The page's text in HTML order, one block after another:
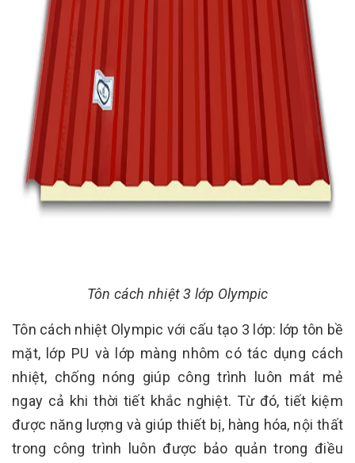
Tôn cách nhiệt 3 lớp Olympic
Tôn cách nhiệt Olympic với cấu tạo 3 lớp: lớp tôn bề
mặt, lớp PU và lớp màng nhôm có tác dụng cách
nhiệt, chống nóng giúp công trình luôn mát mẻ
ngay cả khi thời tiết khắc nghiệt. Từ đó, tiết kiệm
được năng lượng và giúp thiết bị, hàng hóa, nội thất
trong công trình luôn được bảo quản trong điều